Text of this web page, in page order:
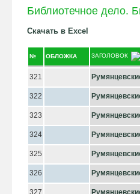
Библиотечное дело.
Скачать в Excel
№ ОБЛОЖКА ЗАГОЛОВОК
321
322
323
324
325
326
327